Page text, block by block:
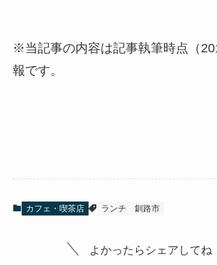
※当記事の内容は記事執筆時点（
報です。
カフェ・喫茶店 ランチ 釧路市
よかったらシェアしてね